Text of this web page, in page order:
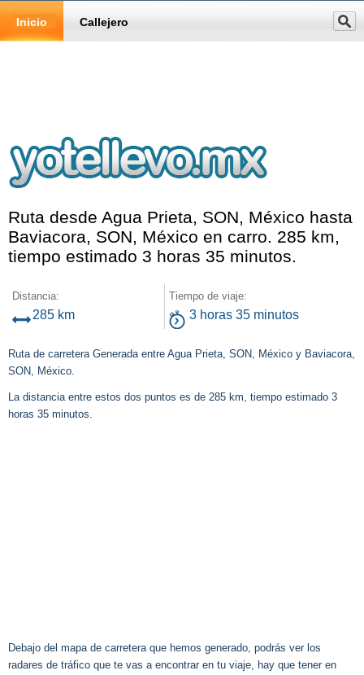
Inicio Callejero
Ruta desde Agua Prieta, SON, México hasta
Baviacora, SON, México en carro. 285 km,
tiempo estimado 3 horas 35 minutos.
Distancia:
285 km
Tiempo de viaje:
3 horas 35 minutos
Ruta de carretera Generada entre Agua Prieta, SON, México y Baviacora,
SON, México.
La distancia entre estos dos puntos es de 285 km, tiempo estimado 3
horas 35 minutos.
Debajo del mapa de carretera que hemos generado, podrás ver los
radares de tráfico que te vas a encontrar en tu viaje, hay que tener en